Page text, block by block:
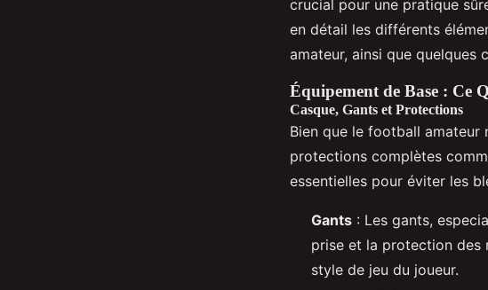
crucial pour une pratique
en détail les différents
amateur, ainsi que quelques
Équipement de Base : Ce
Casque, Gants et Protections
Bien que le football amateur
protections complètes
essentielles pour éviter les
Gants : Les gants,
prise et la protection des
style de jeu du joueur.